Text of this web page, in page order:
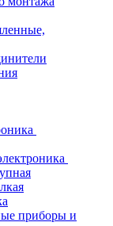
приборы и